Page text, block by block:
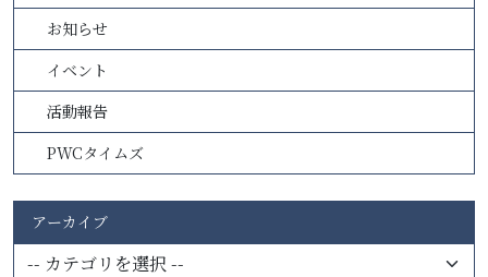
お知らせ
イベント
活動報告
PWCタイムズ
アーカイブ